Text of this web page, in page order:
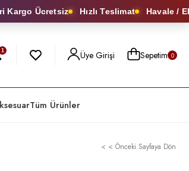
Ücretsiz Hızlı Teslimat Havale /
1 Üye Girişi Sepetim 0
Tüm Ürünler
< < Önceki Sayfaya Dön